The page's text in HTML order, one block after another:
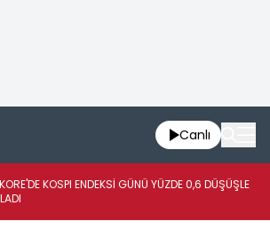
Canlı
KOSPI ENDEKSİ GÜNÜ YÜZDE 0,6 DÜŞÜŞLE